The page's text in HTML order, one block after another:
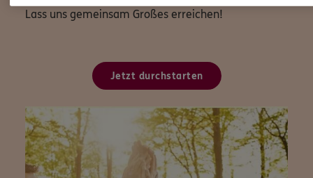
Lass uns gemeinsam Großes erreichen!
Jetzt durchstarten